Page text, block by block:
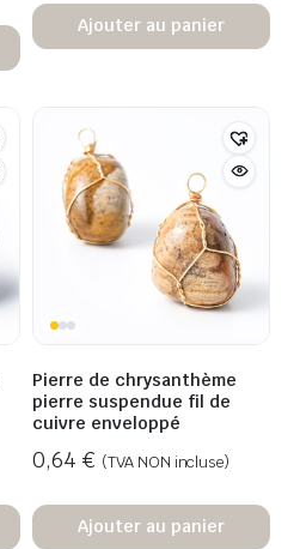
Ajouter au panier
Pierre de chrysanthème
pierre suspendue fil de
cuivre enveloppé
0,64 € (TVA NON incluse)
Ajouter au panier